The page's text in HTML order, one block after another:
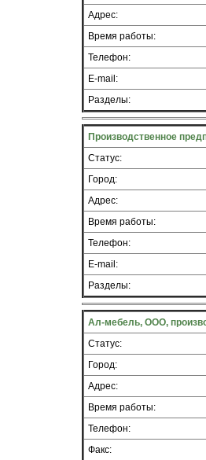
Адрес:
Время работы:
Телефон:
E-mail:
Разделы:
Производственное
Статус:
Город:
Адрес:
Время работы:
Телефон:
E-mail:
Разделы:
Ал-мебель, ООО,
Статус:
Город:
Адрес:
Время работы:
Телефон:
Факс: